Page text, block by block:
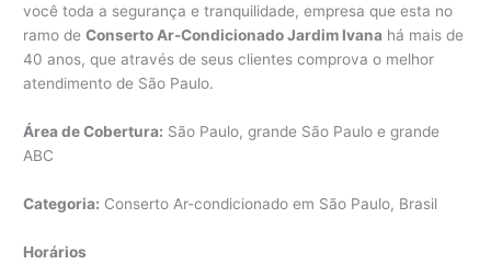
você toda a segurança e tranquilidade, empresa que esta no
ramo deConserto Ar-Condicionado Jardim Ivana há mais de
40 anos, que através de seus clientes comprova o melhor
atendimento de São Paulo.
Área de Cobertura: São Paulo, grande São Paulo e grande
ABC
Categoria: Conserto Ar-condicionado em São Paulo, Brasil
Horários